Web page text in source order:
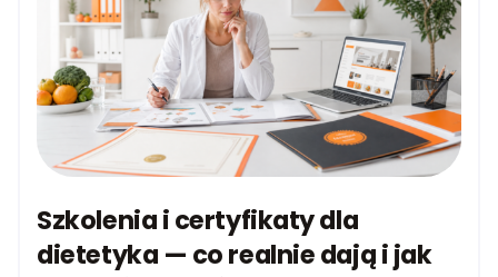
Szkolenia i certyfikaty dla
dietetyka — co realnie dają i jak